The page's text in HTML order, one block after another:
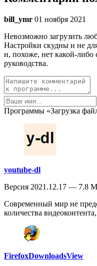
bill_ymr 01 ноября 2021
Невозможно загрузить
Настройки скудны и не
и, похоже, нет какой-
руководства.
Программы «Загрузка
youtube-dl
Версия 2021.12.17 — 7.8
Современный мир не
количества
FirefoxDownloadsView